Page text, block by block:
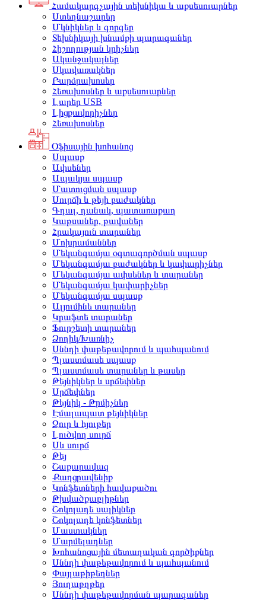
Համակարգչային տեխնիկա և աքսեսուարներ
Ստեղնաշարեր
Մկնիկներ և գորգեր
Տեխնիկայի խնամքի պարագաներ
Հիշողության կրիչներ
Ականջակալներ
Սկավառակներ
Բարձրախոսեր
Հեռախոսներ և աքսեսուարներ
Լարեր USB
Լիցքավորիչներ
Հեռախոսներ
Օֆիսային խոհանոց
Սպասք
Ափսեներ
Ապակյա սպասք
Մատուցման սպասք
Սուրճի և թեյի բաժակներ
Գդալ, դանակ, պատառաքաղ
Կաթսաներ, թավաներ
Հրակայուն տարաներ
Մոխրամաններ
Մեկանգամյա օգտագործման սպասք
Մեկանգամյա բաժակներ և կափարիչներ
Մեկանգամյա ափսեներ և տարաներ
Մեկանգամյա կափարիչներ
Մեկանգամյա սպասք
Ալյումինե տարաներ
Կրաֆտե տարաներ
Ֆուրշետի տարաներ
Ձողիկ/Խառնիչ
Սննդի փաթեթավորում և պահպանում
Պլաստմասե սպասք
Պլաստմասե տարաներ և թասեր
Թեյնիկներ և սրճեփներ
Սրճեփներ
Թեյնիկ - Թրմիչներ
Էմալապատ թեյնիկներ
Ջուր և հյութեր
Լուծվող սուրճ
Սև սուրճ
Թեյ
Շաքարավազ
Քաղցրավենիք
Կոնֆետների հավաքածու
Թխվածքաբլիթներ
Շոկոլադե սալիկներ
Շոկոլադե կոնֆետներ
Մաստակներ
Մարմելադներ
Խոհանոցային մետաղական գործիքներ
Սննդի փաթեթավորում և պահպանում
Փայլաթիթեղներ
Յուղաթղթեր
Սննդի փաթեթավորման պարագաներ